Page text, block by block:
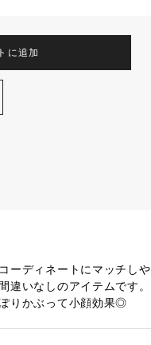
に追加
ーディネートにマッチしや
違いなしのアイテムです。
りかぶって小顔効果◎